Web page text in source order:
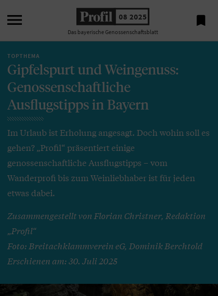
 08 2025
Das bayerische Genossenschaftsblatt

TOPTHEMA
Gipfelspurt und Weingenuss:
Genossenschaftliche
Ausflugstipps in Bayern
Im Urlaub ist Erholung angesagt. Doch wohin soll es
gehen? „Profil“ präsentiert einige
genossenschaftliche Ausflugstipps – vom
Wanderprofi bis zum Weinliebhaber ist für jeden
etwas dabei.
Zusammengestellt von Florian Christner, Redaktion
„Profil“
Foto: Breitachklammverein eG, Dominik Berchtold
Erschienen am: 30. Juli 2025